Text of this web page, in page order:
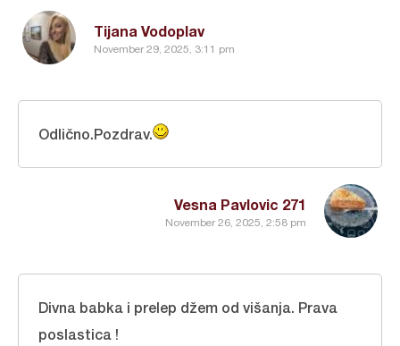
Tijana Vodoplav
November 29, 2025, 3:11 pm
Vesna Pavlovic 271
November 26, 2025, 2:58 pm
Odlično.Pozdrav.
Divna babka i prelep džem od višanja. Prava
poslastica !